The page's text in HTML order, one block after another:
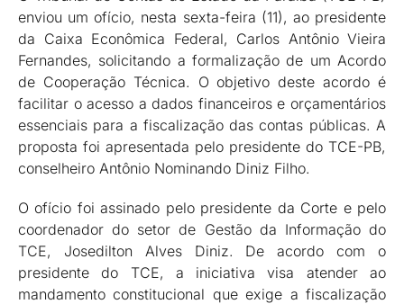
enviou um ofício, nesta sexta-feira (11), ao presidente
da Caixa Econômica Federal, Carlos Antônio Vieira
Fernandes, solicitando a formalização de um Acordo
de Cooperação Técnica. O objetivo deste acordo é
facilitar o acesso a dados financeiros e orçamentários
essenciais para a fiscalização das contas públicas. A
proposta foi apresentada pelo presidente do TCE-PB,
conselheiro Antônio Nominando Diniz Filho.
O ofício foi assinado pelo presidente da Corte e pelo
coordenador do setor de Gestão da Informação do
TCE, Josedilton Alves Diniz. De acordo com o
presidente do TCE, a iniciativa visa atender ao
mandamento constitucional que exige a fiscalização